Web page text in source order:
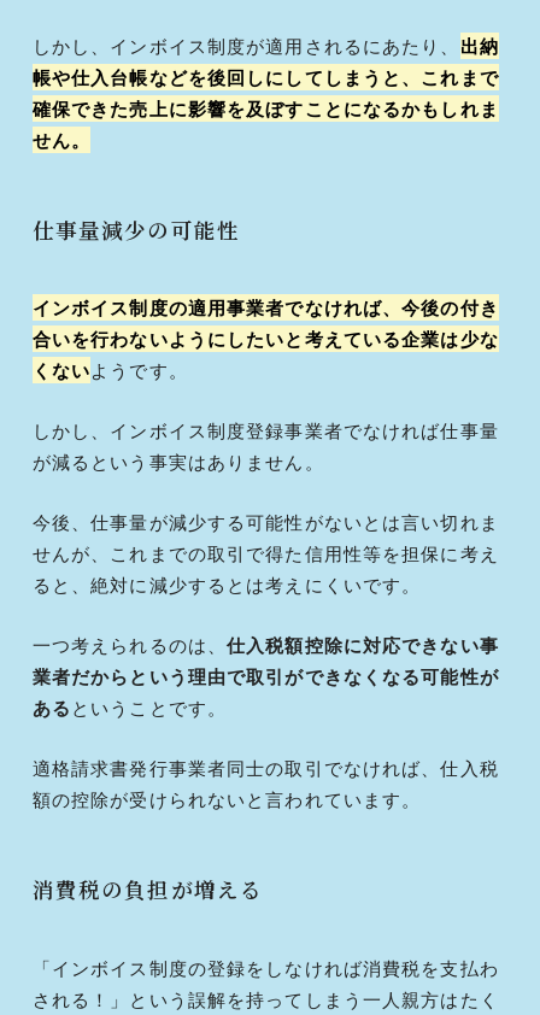
しかし、インボイス制度が適用されるにあたり、 出納
帳や仕入台帳などを後回しにしてしまうと、これまで
確保できた売上に影響を及ぼすことになるかもしれま
せん。
仕事量減少の可能性
インボイス制度の適用事業者でなければ、今後の付き
合いを行わないようにしたいと考えている企業は少な
くないようです。
しかし、インボイス制度登録事業者でなければ仕事量
が減るという事実はありません。
今後、仕事量が減少する可能性がないとは言い切れま
せんが、これまでの取引で得た信用性等を担保に考え
ると、絶対に減少するとは考えにくいです。
一つ考えられるのは、仕入税額控除に対応できない事
業者だからという理由で取引ができなくなる可能性が
あるということです。
適格請求書発行事業者同士の取引でなければ、仕入税
額の控除が受けられないと言われています。
消費税の負担が増える
「インボイス制度の登録をしなければ消費税を支払わ
される！」という誤解を持ってしまう一人親方はたく